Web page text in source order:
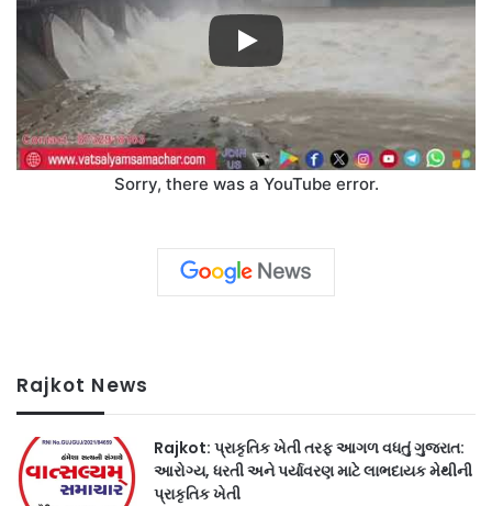
Sorry, there was a YouTube error.
Rajkot News
Rajkot: પ્રાકૃતિક ખેતી તરફ આગળ વધતું ગુજરાત:
આરોગ્ય, ધરતી અને પર્યાવરણ માટે લાભદાયક મેથીની
પ્રાકૃતિક ખેતી